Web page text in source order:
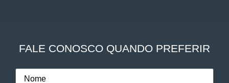
FALE CONOSCO QUANDO PREFERIR